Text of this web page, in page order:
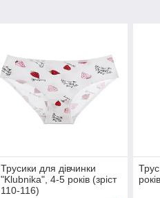
Трусики для дівчинки
"Klubnika", 4-5 років (зріст
110-116)